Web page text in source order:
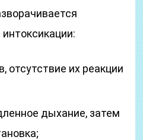
отсутствие их реакции
дыхание, затем